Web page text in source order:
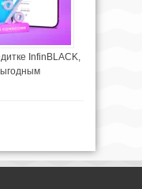
InfinBLACK,